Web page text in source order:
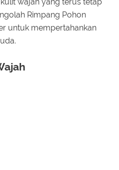
Rimpang Pohon
untuk mempertahankan